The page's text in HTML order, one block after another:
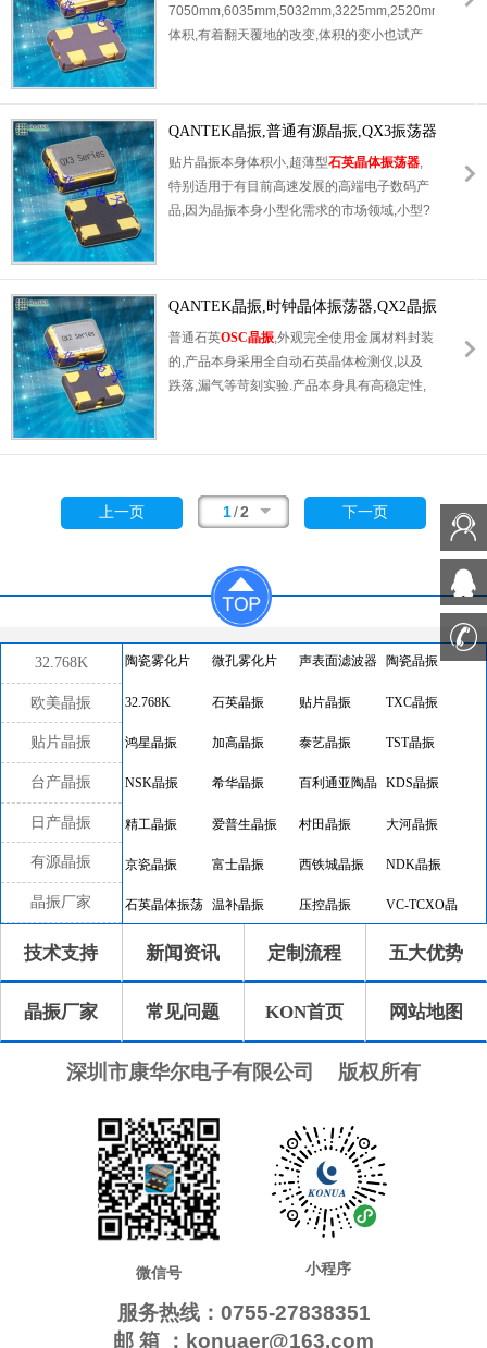
温度曲线要求.
7050mm,6035mm,5032mm,3225mm,2520mm
体积,有着翻天覆地的改变,体积的变小也试产
自动安装和高温回流焊设计,Optionable待机输
出三态输出功能,电源电压范围:1.8V?5V,高稳
定性,低抖动,低功耗,主要应用领域:无线通讯,高
端智能手机,平板笔记本WLAN,蓝牙,数码相
机,DSL和其他IT产品的晶振应用,三态功能,PC
QANTEK晶振,普通有源晶振,QX3振荡器
贴片晶振本身体积小,超薄型石英晶体振荡器,
特别适用于有目前高速发展的高端电子数码产
品,因为晶振本身小型化需求的市场领域,小型?
较出色的产品.产品广泛用于笔记本电脑,无线
电话,卫星导航HDD,SSD,USB,Blu-ray等用途,
符合无铅焊接的高温回流焊曲线特性.
QANTEK晶振,时钟晶体振荡器,QX2晶振
普通石英OSC晶振,外观完全使用金属材料封装
的,产品本身采用全自动石英晶体检测仪,以及
跌落,漏气等苛刻实验.产品本身具有高稳定性,
晶振本身能确保其高可靠性,采用编带包装,可
焊接的高温回流温度曲线要求.
上一页 1/2 下一页
32.768K
欧美晶振
贴片晶振
台产晶振
日产晶振
有源晶振
晶振厂家
陶瓷雾化片 微孔雾化片 声表面滤波器 陶瓷晶振
32.768K 石英晶振 贴片晶振 TXC晶振
鸿星晶振 加高晶振 泰艺晶振 TST晶振
NSK晶振 希华晶振 百利通亚陶晶
振
KDS晶振
精工晶振 爱普生晶振 村田晶振 大河晶振
京瓷晶振 富士晶振 西铁城晶振 NDK晶振
石英晶体振荡 温补晶振 压控晶振 VC-TCXO晶
振
差分晶振 32.768K有源
晶振
恒温晶振 8045晶振
7050晶振 6035晶振 5032晶振 3225晶振
7.0x1.5晶振 5.0x1.8晶振 4.1x1.5晶振 3.2x1.5晶振
瑞康晶振 康纳温菲尔德 高利奇晶振
AbraconCrystal 维管晶振 ECScrystal晶
振
日蚀晶振
拉隆晶振 格林雷晶振 SiTimeCrystal
Pletronics晶振 MERCURY晶
振
AEL晶振 Cardinal晶振 Crystek晶振
技术支持 新闻资讯 定制流程 五大优势
晶振厂家 常见问题 KON首页 网站地图
深圳市康华尔电子有限公司 版权所有
微信号 小程序
服务热线：0755-27838351
邮 箱 ：konuaer@163.com